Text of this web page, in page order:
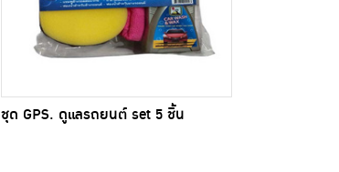
ชุด GPS. ดูแลรถยนต์ set 5 ชิ้น